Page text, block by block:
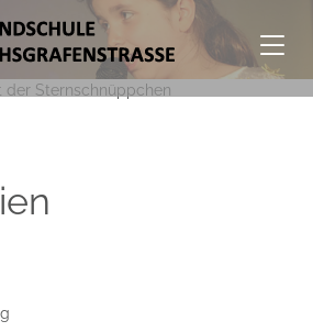
der Sternschnüppchen